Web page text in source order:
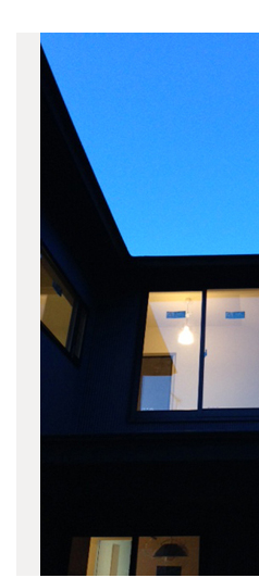
ざらら
三番町のビル
上原の集合住宅Ⅱ
HIROYASHOP KICHIJOJI CELLER
軽井沢追分別邸
関前テラスハウス
九段南の集合住宅
中目黒の集合住宅
柴又の家
上連雀の家
東久留米の社屋ビル (5)
(2)
森下の集合住宅 (6)